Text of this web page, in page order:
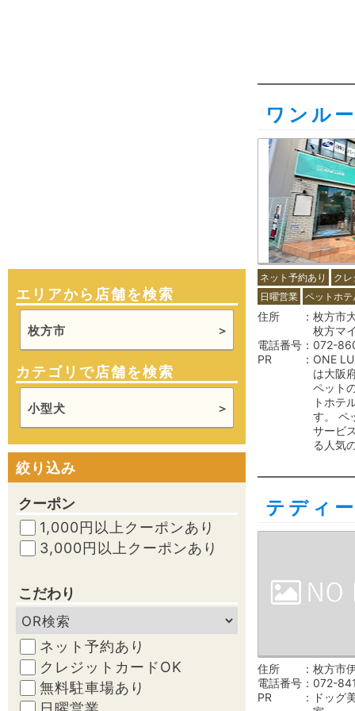
エリアから店舗を検索
枚方市
カテゴリで店舗を検索
小型犬
絞り込み
クーポン
1,000円以上クーポンあり
3,000円以上クーポンあり
こだわり
ネット予約あり
クレジットカードOK
無料駐車場あり
ワンル
ネット予約あり
ク
日曜営業 ペットホテ
住所
枚方市
枚方マ
電話番号
072-
PR
ONE
は大阪
ペット
トホテ
す。 ペ
サービ
る人気
テディ
住所
枚方市
電話番号
072-
PR
ドッグ